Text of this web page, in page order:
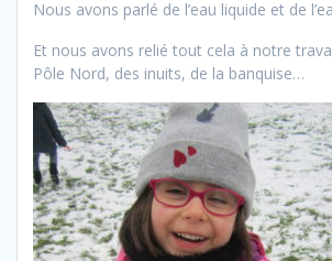
Nous avons parlé de l’eau liquide et de
Et nous avons relié tout cela à notre
Pôle Nord, des inuits, de la banquise…